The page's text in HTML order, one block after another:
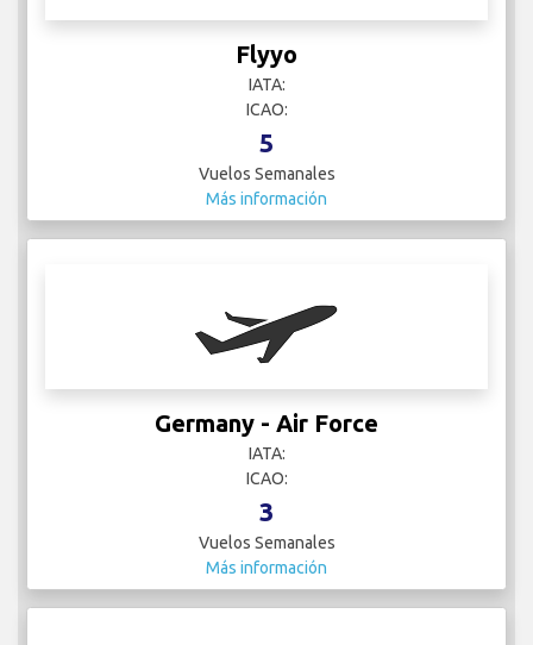
Flyyo
IATA:
ICAO:
5
Vuelos Semanales
Más información
Germany - Air Force
IATA:
ICAO:
3
Vuelos Semanales
Más información